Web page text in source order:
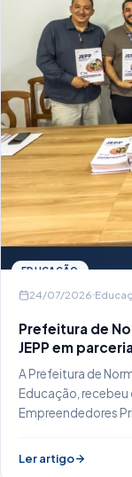
EDUCAÇÃO
24/07/2026
Prefeitura de
JEPP em
A Prefeitura de
Educação, recebeu
Empreendedores
Ler artigo